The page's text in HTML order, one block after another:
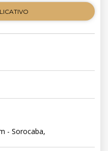
- Sorocaba,